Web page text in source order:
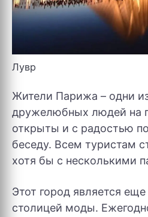
Лувр
Жители Парижа – одни
дружелюбных людей на
открыты и с радостью
беседу. Всем туристам
хотя бы с несколькими
Этот город является
столицей моды.